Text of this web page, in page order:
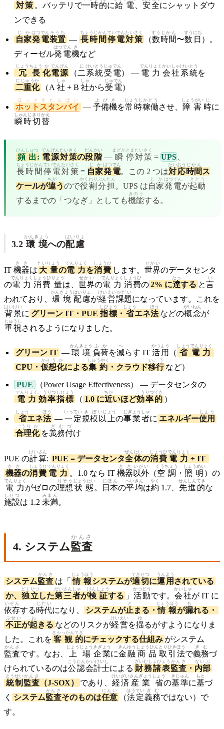
対策 。バッテリで一時的に給電 安全にシャットダウ
ンできる
自家
じか
発電
はつでん
装置
そうち
— 長時間
ちょうじかん
停電
ていでん
対策
たいさく
（数
すう
時間
じかん
〜数
すう
日
にち
）。
ディーゼル発電
はつでん
機
き
など
冗長
じょうちょう
化
か
電源
でんげん
（ 二
に
系統
けいとう
受電
じゅでん
） — 電力
でんりょく
会社
かいしゃ
系統
けいとう
を
二重化
にじゅうか
（A 社
しゃ
+ B 社
しゃ
から受電
じゅでん
）
ホットスタンバイ
ほっとすたんばい
— 予備
よび
機
き
を常時
じょうじ
稼働
かどう
させ、 障害
しょうがい
時
じ
に
瞬時
しゅんじ
切替
きりかえ
頻出
ひんしゅつ
: 電源
でんげん
対策
たいさく
の段階
だんかい
— 瞬
まどか
停
とま
対策
たいさく
= UPS
長時間
ちょうじかん
停電
ていでん
対策
たいさく
= 自家
じか
発電
はつでん
。この 2 つは対応
たいおう
時間
じかん
ス
ケールが違
ちが
うので役割
やくわり
分担
ぶんたん
。UPS は自家
じか
発電
はつでん
が起動
きどう
するまでの「つなぎ」としても機能
きのう
する。
3.2 環境
かんきょう
への配慮
はいりょ
IT 機器
きき
は 大量
たいりょう
の電力
でんりょく
を消費
しょうひ
します。 世界
せかい
のデータセンタ
の電力
でんりょく
消費
しょうひ
量
りょう
は、 世界
せかい
の電力
でんりょく
消費
しょうひ
の2% に達
たっ
する と言
い
われており、 環境
かんきょう
配慮
はいりょ
が経営
けいえい
課題
かだい
になっています。これを
背景
はいけい
に グリーン IT・PUE 指標
しひょう
・ 省
しょう
エネ法
ほう
などの概念
がいねん
が
重視
じゅうし
されるようになりました。
グリーン IT — 環境
かんきょう
負荷
ふか
を減
へ
らす IT 活用
かつよう
（ 省
しょう
電力
でんりょく
CPU・ 仮想
かそう
化
か
による集約
しゅうやく
・クラウド移行
いこう
など）
PUE
（Power Usage Effectiveness） — データセンタの
電力
でんりょく
効率
こうりつ
指標
しひょう
（ 1.0 に近
ちか
いほど効率
こうりつ
的
てき
）
省
しょう
エネ法
ほう
— 一定
いってい
規模
きぼ
以上
いじょう
の事業
じぎょう
者
しゃ
に エネルギー使用
しよう
合理
ごうり
化
か
を義務付
ぎむづ
け
PUE の計算
けいさん
: PUE = データセンタ全体
ぜんたい
の消費
しょうひ
電力
でんりょく
÷ IT
機器
きき
の消費
しょうひ
電力
でんりょく
。1.0 なら IT 機器
きき
以外
いがい
（空調
くうちょう
・ 照明
しょうめい
）の
電力
でんりょく
がゼロの理想
りそう
状態
じょうたい
。 日本
にほん
の平均
へいきん
は約
やく
1.7、 先進
せんしん
的
てき
な
施設
しせつ
は 1.2 未満
みまん
。
4. システム監査
かんさ
システム監査
かんさ
は「 情報
じょうほう
システムが適切
てきせつ
に運用
うんよう
されている
か、 独立
どくりつ
した第三者
だいさんしゃ
が検証
けんしょう
する 」 活動
かつどう
です。 会社
かいしゃ
が IT に
依存
いぞん
する時代
じだい
になり、 システムが止
と
まる・情報
じょうほう
が漏
も
れる・
不正
ふせい
が起
お
きる などのリスクが経営
けいえい
を揺
ゆ
るがすようになりま
した。これを 客観
きゃっかん
的
てき
にチェックする仕組
しく
み がシステム
監査
かんさ
です。なお、 上場
じょうじょう
企業
きぎょう
に金融
きんゆう
商品
しょうひん
取引
とりひき
法
ほう
で義務
ぎむ
づ
けられているのは公認
こうにん
会計士
かいけいし
による 財務諸表
ざいむしょひょう
監査
かんさ
・ 内部
ないぶ
統制
とうせい
監査
かんさ
（J-SOX） であり、 経済
けいざい
産業
さんぎょう
省
しょう
の基準
きじゅん
に基
もと
づ
く システム監査
かんさ
そのものは任意
にんい
（法定
ほうてい
義務
ぎむ
ではない）で
す。